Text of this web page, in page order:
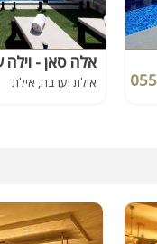
אלה סאן - וילה
אילת וערבה, אילת